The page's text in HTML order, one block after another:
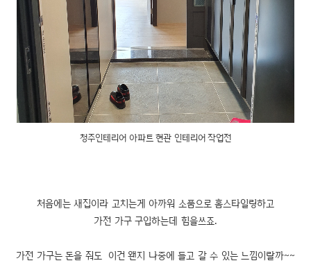
청주인테리어 아파트 현관 인테리어 작업전
처음에는 새집이라 고치는게 아까워 소품으로 홈스타일링하고
가전 가구 구입하는데 힘을쓰죠.
가전 가구는 돈을 줘도 이건 왠지 나중에 들고 갈 수 있는 느낌이랄까~~